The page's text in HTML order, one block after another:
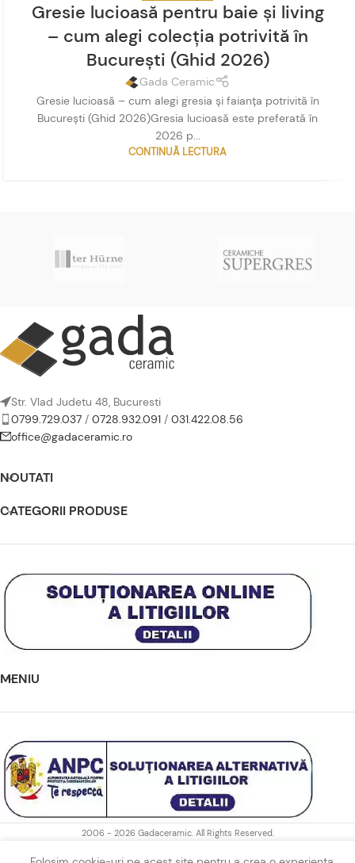
Gresie lucioasă pentru baie și living
– cum alegi colecția potrivită în
București (Ghid 2026)
Gada Ceramic
Gresie lucioasă – cum alegi gresia și faianța potrivită în
București (Ghid 2026)Gresia lucioasă este preferată în
2026 p...
CONTINUĂ LECTURA
Str. Vlad Judetu 48, Bucuresti
0799.729.037 / 0728.932.091 / 031.422.08.56
office@gadaceramic.ro
NOUTATI
CATEGORII PRODUSE
MENIU
2006 - 2026 Gadaceramic. All Rights Reserved.